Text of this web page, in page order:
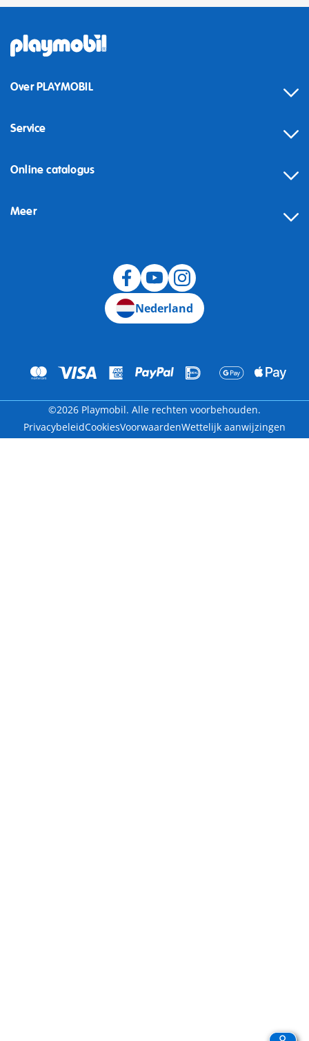
Over PLAYMOBIL
Service
Online catalogus
Meer
Nederland
©2026 Playmobil. Alle rechten voorbehouden.
PrivacybeleidCookiesVoorwaardenWettelijk aanwijzingen